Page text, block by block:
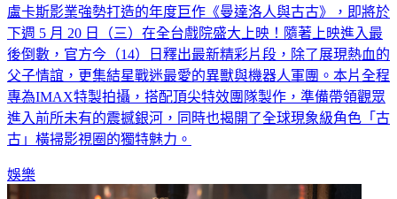
盧卡斯影業強勢打造的年度巨作《曼達洛人與古古》，即將於
下週 5 月 20 日（三）在全台戲院盛大上映！隨著上映進入最
後倒數，官方今（14）日釋出最新精彩片段，除了展現熱血的
父子情誼，更集結星戰迷最愛的異獸與機器人軍團。本片全程
專為IMAX特製拍攝，搭配頂尖特效團隊製作，準備帶領觀眾
進入前所未有的震撼銀河，同時也揭開了全球現象級角色「古
古」橫掃影視圈的獨特魅力。
娛樂